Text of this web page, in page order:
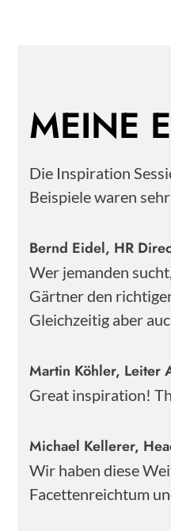
MEINE
Die Inspiration
Beispiele waren
Bernd Eidel, HR
Wer jemanden
Gärtner den
Gleichzeitig aber
Martin Köhler, Leiter
Great inspiration!
Michael Kellerer,
Wir haben diese
Facettenreichtum